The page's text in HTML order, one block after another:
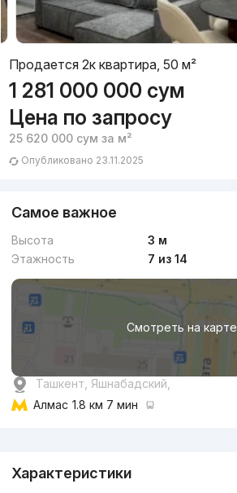
Продается 2к квартира, 50 м²
1 281 000 000 сум
Цена по запросу
25 620 000 сум за м²
Опубликовано 23.11.2025
Самое важное
Высота
3 м
Этажность
7 из 14
Смотреть на карте
Ташкент, Яшнабадский,
Алмас 1.8 км 7 мин
Характеристики